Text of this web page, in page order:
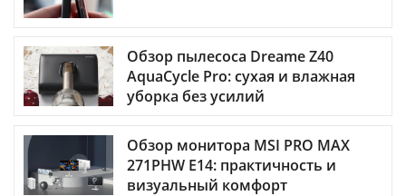
Обзор пылесоса Dreame Z40
AquaCycle Pro: сухая и влажная
уборка без усилий
Обзор монитора MSI PRO MAX
271PHW E14: практичность и
визуальный комфорт